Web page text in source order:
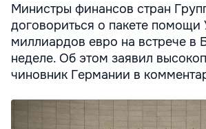
Министры финансов стран
договориться о пакете помощи
миллиардов евро на встрече в
неделе. Об этом заявил
чиновник Германии в